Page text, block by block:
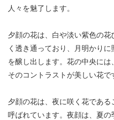
人々を魅了します。
夕顔の花は、白や淡い紫色の
く透き通っており、月明かり
を醸し出します。花の中央には
そのコントラストが美しい花で
夕顔の花は、夜に咲く花であ
呼ばれています。夜顔は、夏